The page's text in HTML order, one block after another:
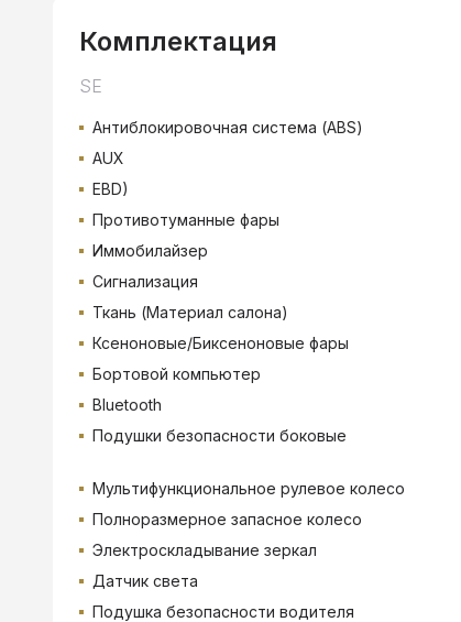
Комплектация
SE
Антиблокировочная система (ABS)
AUX
EBD)
Противотуманные фары
Иммобилайзер
Сигнализация
Ткань (Материал салона)
Ксеноновые/Биксеноновые фары
Бортовой компьютер
Bluetooth
Подушки безопасности боковые
Мультифункциональное рулевое колесо
Полноразмерное запасное колесо
Электроскладывание зеркал
Датчик света
Подушка безопасности водителя